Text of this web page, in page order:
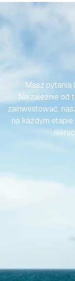
Masz pytania
Niezależnie od
zainwestować,
na każdym